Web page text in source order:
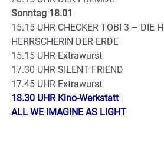
Sonntag 18.01
15.15 UHR CHECKER TOBI 3 – DIE
HERRSCHERIN DER ERDE
15.15 UHR Extrawurst
17.30 UHR SILENT FRIEND
17.45 UHR Extrawurst
18.30 UHR Kino-Werkstatt
ALL WE IMAGINE AS LIGHT